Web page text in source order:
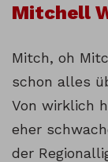
Mitchell
Mitch, oh
schon alles
Von wirklich
eher
der